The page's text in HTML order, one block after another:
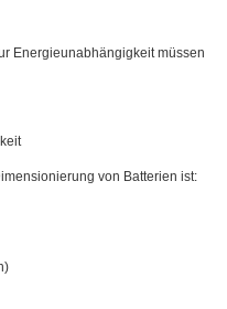
Energieunabhängigkeit müssen
von Batterien ist: